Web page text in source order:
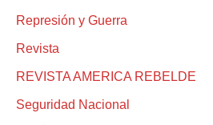
Represión y Guerra
Revista
REVISTA AMERICA REBELDE
Seguridad Nacional